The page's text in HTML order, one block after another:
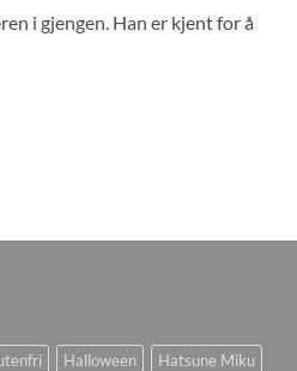
i gjengen. Han er kjent for å
Halloween
Hatsune Miku